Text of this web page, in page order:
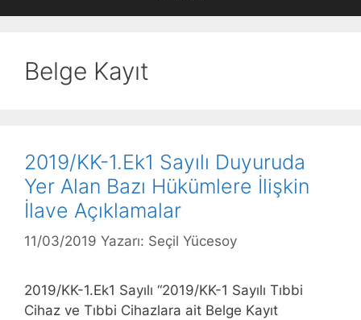
Belge Kayıt
2019/KK-1.Ek1 Sayılı Duyuruda
Yer Alan Bazı Hükümlere İlişkin
İlave Açıklamalar
11/03/2019 Yazarı: Seçil Yücesoy
2019/KK-1.Ek1 Sayılı “2019/KK-1 Sayılı Tıbbi
Cihaz ve Tıbbi Cihazlara ait Belge Kayıt